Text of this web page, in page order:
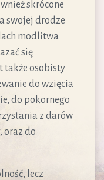
skrócone
swojej drodze
modlitwa
się
także osobisty
do wzięcia
do pokornego
z darów
oraz do
lecz